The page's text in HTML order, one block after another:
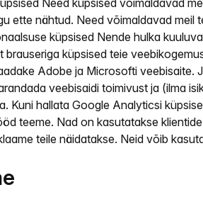
Need küpsised võimaldavad
ette nähtud. Need võimaldavad
küpsised Nende hulka
küpsised teie
Adobe ja Microsofti
veebisaidi toimivust ja (ilma
Kuni hallata Google Analyticsi
teeme. Nad on kasutatakse
teile näidatakse. Neid võib